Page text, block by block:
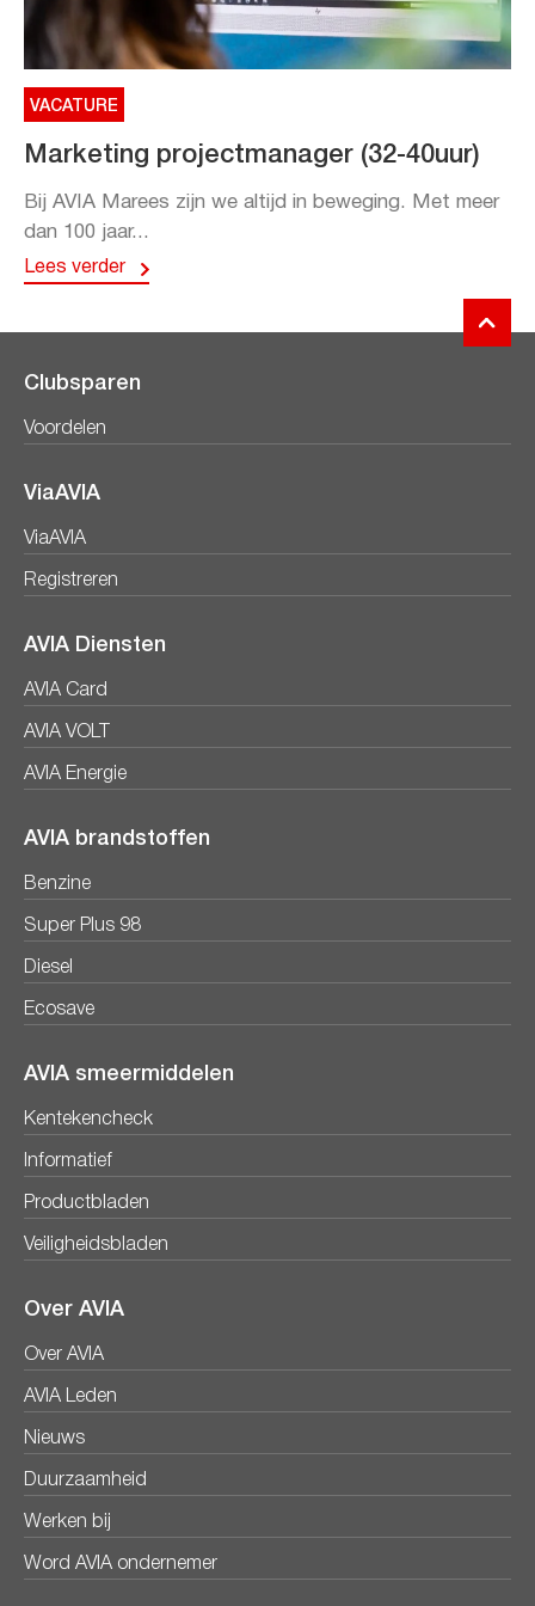
VACATURE
Marketing projectmanager (32-40uur)
Bij AVIA Marees zijn we altijd in beweging. Met meer
dan 100 jaar...
Lees verder
Clubsparen
Voordelen
ViaAVIA
ViaAVIA
Registreren
AVIA Diensten
AVIA Card
AVIA VOLT
AVIA Energie
AVIA brandstoffen
Benzine
Super Plus 98
Diesel
Ecosave
AVIA smeermiddelen
Kentekencheck
Informatief
Productbladen
Veiligheidsbladen
Over AVIA
Over AVIA
AVIA Leden
Nieuws
Duurzaamheid
Werken bij
Word AVIA ondernemer